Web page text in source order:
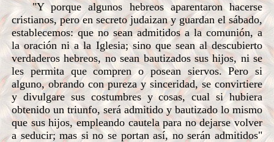
"Y porque algunos hebreos aparentaron hacerse
cristianos, pero en secreto judaizan y guardan el sábado,
establecemos: que no sean admitidos a la comunión, a
la oración ni a la Iglesia; sino que sean al descubierto
verdaderos hebreos, no sean bautizados sus hijos, ni se
les permita que compren o posean siervos. Pero si
alguno, obrando con pureza y sinceridad, se convirtiere
y divulgare sus costumbres y cosas, cual si hubiera
obtenido un triunfo, será admitido y bautizado lo mismo
que sus hijos, empleando cautela para no dejarse volver
a seducir; mas si no se portan así, no serán admitidos"